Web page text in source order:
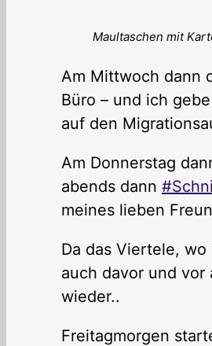
Maultaschen mit
Am Mittwoch dann
Büro – und ich
auf den
Am Donnerstag
abends dann
meines lieben
Da das Viertele,
auch davor und vor
wieder..
Freitagmorgen